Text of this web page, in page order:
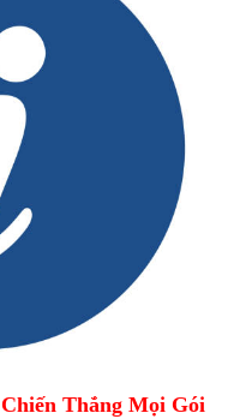
Thắng Mọi Gói